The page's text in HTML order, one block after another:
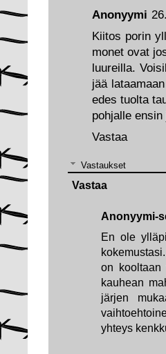
Anonyymi
Kiitos porin
monet ovat
luureilla.
jää
edes tuolta
pohjalle
Vastaa
Vastaukset
Anonyymi-
En ole
on
kauhean
järjen
yhteys
Vastaa